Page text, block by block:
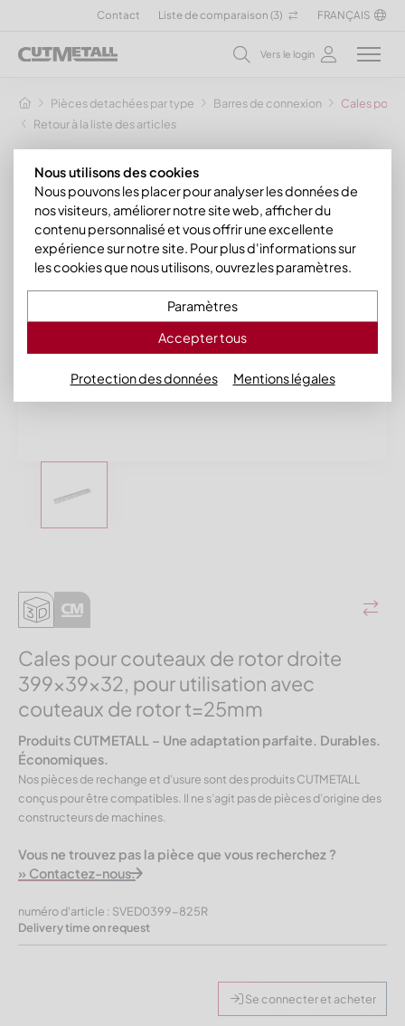
Contact Liste de comparaison (3) FRANÇAIS
Vers le login
Pièces detachées par type Barres de connexion
Cales pour
Retour à la liste des articles
Cales pour couteaux de rotor droite
399x39x32, pour utilisation avec
couteaux de rotor t=25mm
Produits CUTMETALL – Une adaptation parfaite. Durables.
Économiques.
Nos pièces de rechange et d’usure sont des produits CUTMETALL
conçus pour être compatibles. Il ne s’agit pas de pièces d’origine des
constructeurs de machines.
Vous ne trouvez pas la pièce que vous recherchez ?
» Contactez-nous.
numéro d'article : SVED0399-825R
Delivery time on request
Se connecter et acheter
Nous utilisons des cookies
Nous pouvons les placer pour analyser les données de
nos visiteurs, améliorer notre site web, afficher du
contenu personnalisé et vous offrir une excellente
expérience sur notre site. Pour plus d'informations sur
les cookies que nous utilisons, ouvrez les paramètres.
Paramètres
Accepter tous
Protection des données Mentions légales